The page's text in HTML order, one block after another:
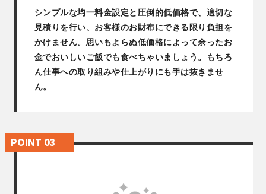
シンプルな均一料金設定と圧倒的低価格で、適切な
見積りを行い、お客様のお財布にできる限り負担を
かけません。思いもよらぬ低価格によって余ったお
金でおいしいご飯でも食べちゃいましょう。もちろ
ん仕事への取り組みや仕上がりにも手は抜きませ
ん。